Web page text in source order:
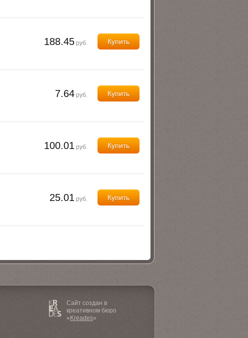
188.45 руб. Купить
7.64 руб. Купить
100.01 руб. Купить
25.01 руб. Купить
Сайт создан в
креативном бюро
« Kreades»